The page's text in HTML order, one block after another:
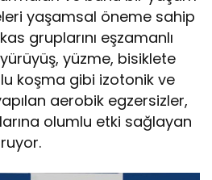
yaşamsal öneme sahip
gruplarını eşzamanlı
yüzme, bisiklete
koşma gibi izotonik ve
aerobik egzersizler,
olumlu etki sağlayan